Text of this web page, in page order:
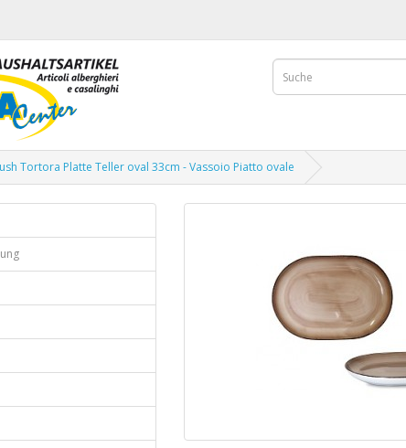
Tortora Platte Teller oval 33cm - Vassoio Piatto ovale